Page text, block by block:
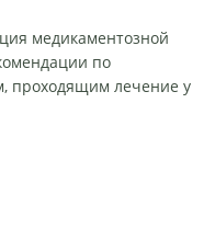
медикаментозной
по
проходящим лечение у